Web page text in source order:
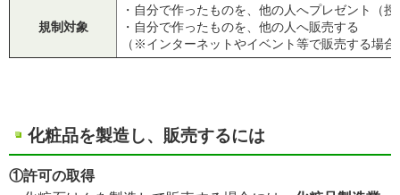
規制対象
・自分で作ったものを、他の人へプレゼント（
・自分で作ったものを、他の人へ販売する
（※インターネットやイベント等で販売する場合
化粧品を製造し、販売するには
①許可の取得